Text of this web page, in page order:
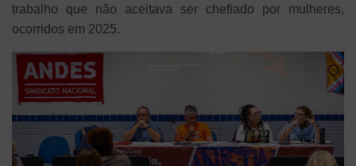
trabalho que não aceitava ser chefiado por mulheres,
ocorridos em 2025.